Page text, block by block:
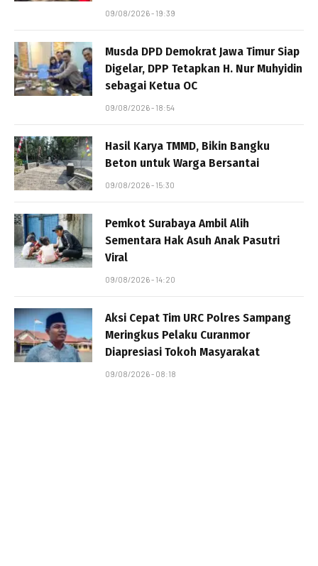
09/08/2026 - 19:39
Musda DPD Demokrat Jawa Timur Siap
Digelar, DPP Tetapkan H. Nur Muhyidin
sebagai Ketua OC
09/08/2026 - 18:54
Hasil Karya TMMD, Bikin Bangku
Beton untuk Warga Bersantai
09/08/2026 - 15:30
Pemkot Surabaya Ambil Alih
Sementara Hak Asuh Anak Pasutri
Viral
09/08/2026 - 14:20
Aksi Cepat Tim URC Polres Sampang
Meringkus Pelaku Curanmor
Diapresiasi Tokoh Masyarakat
09/08/2026 - 08:18